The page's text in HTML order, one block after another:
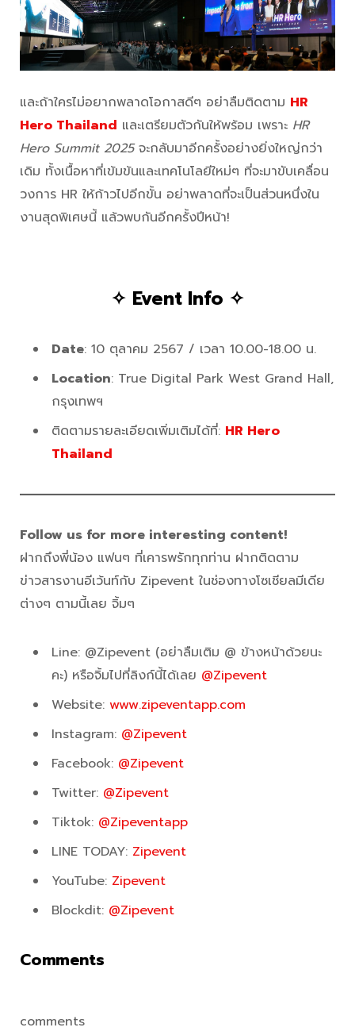
และถ้าใครไม่อยากพลาดโอกาสดีๆ อย่าลืมติดตาม HR
Hero Thailand และเตรียมตัวกันให้พร้อม เพราะ HR
Hero Summit 2025จะกลับมาอีกครั้งอย่างยิ่งใหญ่กว่า
เดิม ทั้งเนื้อหาที่เข้มข้นและเทคโนโลยีใหม่ๆ ที่จะมาขับเคลื่อน
วงการ HR ให้ก้าวไปอีกขั้น อย่าพลาดที่จะเป็นส่วนหนึ่งใน
งานสุดพิเศษนี้ แล้วพบกันอีกครั้งปีหน้า!
✧ Event Info ✧
Date: 10 ตุลาคม 2567 / เวลา 10.00-18.00 น.
Location: True Digital Park West Grand Hall,
กรุงเทพฯ
ติดตามรายละเอียดเพิ่มเติมได้ที่: HR Hero
Thailand
Follow us for more interesting content!
ฝากถึงพี่น้อง แฟนๆ ที่เคารพรักทุกท่าน ฝากติดตาม
ข่าวสารงานอีเว้นท์กับ Zipevent ในช่องทางโซเชียลมีเดีย
ต่างๆ ตามนี้เลย จิ้มๆ
Line: @Zipevent (อย่าลืมเติม @ ข้างหน้าด้วยนะ
คะ) หรือจิ้มไปที่ลิงก์นี้ได้เลย @Zipevent
Website: www.zipeventapp.com
Instagram: @Zipevent
Facebook: @Zipevent
Twitter: @Zipevent
Tiktok: @Zipeventapp
LINE TODAY: Zipevent
YouTube: Zipevent
Blockdit: @Zipevent
Comments
comments